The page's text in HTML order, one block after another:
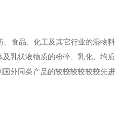
、食品、化工及其它行业的湿物料
乳状液物质的粉碎、乳化、均质
外同类产品的较较较较较较先进